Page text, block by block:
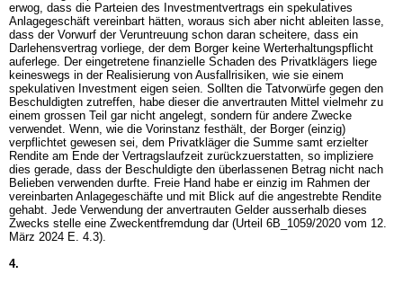
erwog, dass die Parteien des Investmentvertrags ein spekulatives
Anlagegeschäft vereinbart hätten, woraus sich aber nicht ableiten lasse,
dass der Vorwurf der Veruntreuung schon daran scheitere, dass ein
Darlehensvertrag vorliege, der dem Borger keine Werterhaltungspflicht
auferlege. Der eingetretene finanzielle Schaden des Privatklägers liege
keineswegs in der Realisierung von Ausfallrisiken, wie sie einem
spekulativen Investment eigen seien. Sollten die Tatvorwürfe gegen den
Beschuldigten zutreffen, habe dieser die anvertrauten Mittel vielmehr zu
einem grossen Teil gar nicht angelegt, sondern für andere Zwecke
verwendet. Wenn, wie die Vorinstanz festhält, der Borger (einzig)
verpflichtet gewesen sei, dem Privatkläger die Summe samt erzielter
Rendite am Ende der Vertragslaufzeit zurückzuerstatten, so impliziere
dies gerade, dass der Beschuldigte den überlassenen Betrag nicht nach
Belieben verwenden durfte. Freie Hand habe er einzig im Rahmen der
vereinbarten Anlagegeschäfte und mit Blick auf die angestrebte Rendite
gehabt. Jede Verwendung der anvertrauten Gelder ausserhalb dieses
Zwecks stelle eine Zweckentfremdung dar (Urteil 6B_1059/2020 vom 12.
März 2024 E. 4.3).
4.